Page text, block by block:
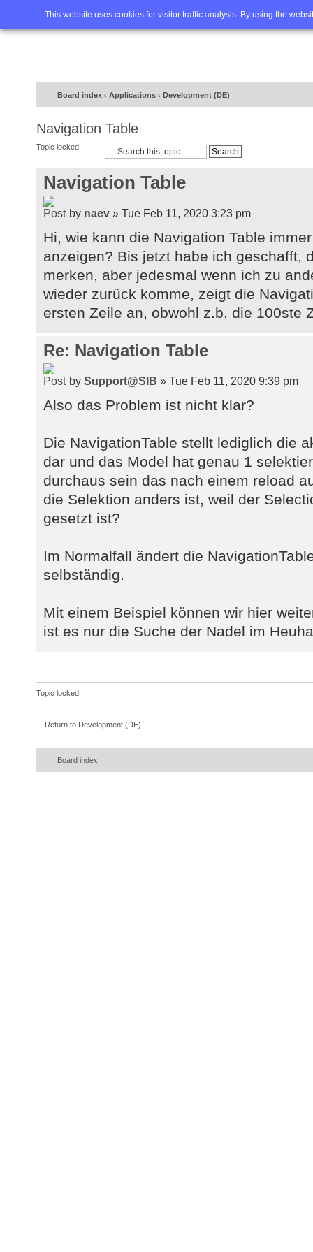
This website uses cookies for visitor traffic analysis. By using the
Home FAQ Advanced
Board index ‹ Applications ‹ Development (DE)
Navigation Table
Topic locked
Navigation Table
by naev » Tue Feb 11, 2020 3:23 pm
Hi, wie kann die Navigation Table
anzeigen? Bis jetzt habe ich geschafft,
merken, aber jedesmal wenn ich zu
wieder zurück komme, zeigt die
ersten Zeile an, obwohl z.b. die 100ste
Re: Navigation Table
by Support@SIB » Tue Feb 11, 2020 9:39 pm
Also das Problem ist nicht klar?
Die NavigationTable stellt lediglich die
dar und das Model hat genau 1
durchaus sein das nach einem reload
die Selektion anders ist, weil der
gesetzt ist?
Im Normalfall ändert die
selbständig.
Mit einem Beispiel können wir hier
ist es nur die Suche der Nadel im
Topic locked
Return to Development (DE)
Board index